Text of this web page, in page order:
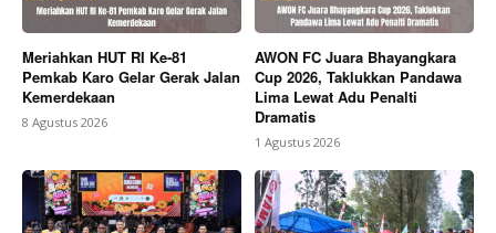
Meriahkan HUT RI Ke-81
Pemkab Karo Gelar Gerak Jalan
Kemerdekaan
8 Agustus 2026
AWON FC Juara Bhayangkara
Cup 2026, Taklukkan Pandawa
Lima Lewat Adu Penalti
Dramatis
1 Agustus 2026